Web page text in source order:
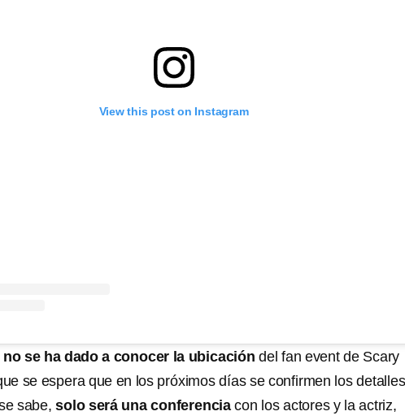
View this post on Instagram
no se ha dado a conocer la ubicación del fan event de Scary
se espera que en los próximos días se confirmen los
sabe,solo será una conferencia con los actores y la actriz,